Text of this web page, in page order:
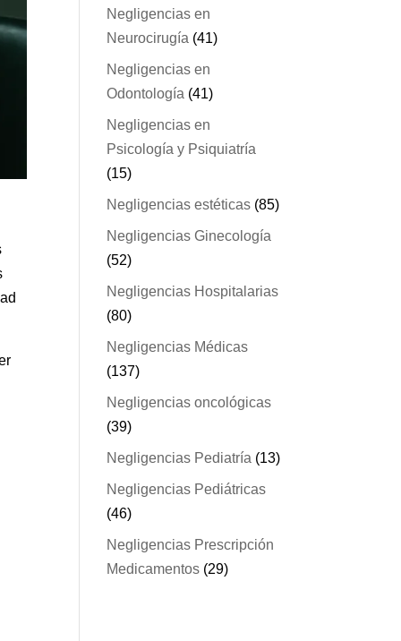
Negligencias en
Neurocirugía (41)
Negligencias en
Odontología (41)
Negligencias en
Psicología y Psiquiatría
(15)
Negligencias estéticas (85)
Negligencias Ginecología
(52)
Negligencias Hospitalarias
(80)
Negligencias Médicas
(137)
Negligencias oncológicas
(39)
Negligencias Pediatría (13)
Negligencias Pediátricas
(46)
Negligencias Prescripción
Medicamentos (29)